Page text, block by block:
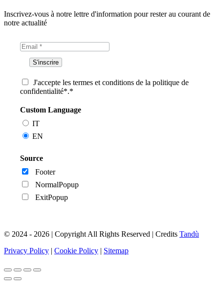
Inscrivez-vous à notre lettre d'information pour rester au courant de
notre actualité
J'accepte les termes et conditions de la politique de
confidentialité*.*
Custom Language
IT
EN
Source
Footer
NormalPopup
ExitPopup
© 2024 - 2026 | Copyright All Rights Reserved | Credits Tandù
Privacy Policy | Cookie Policy | Sitemap